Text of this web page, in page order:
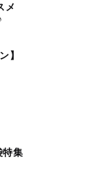
メ
】
特集